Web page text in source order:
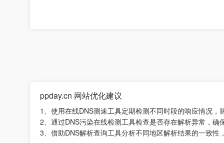
ppday.cn 网站优化建议
1、使用在线DNS测速工具定期检测不同时段的响应情况
2、通过DNS污染在线检测工具检查是否存在解析异常，确
3、借助DNS解析查询工具分析不同地区解析结果的一致